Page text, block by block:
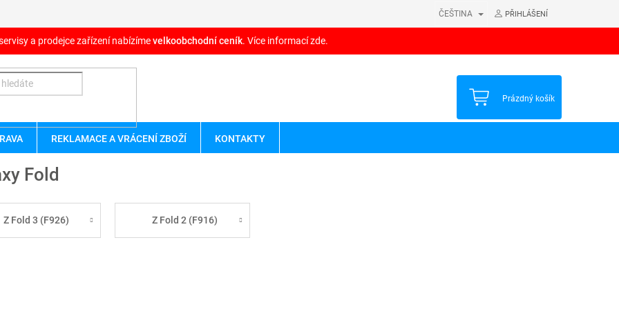
ČEŠTINA PŘIHLÁŠENÍ
a prodejce zařízení nabízímevelkoobchodní ceník. Více informací zde.
NÁKUPNÍ
Prázdný košík
REKLAMACE A VRÁCENÍ ZBOŽÍ KONTAKTY
Fold
Z Fold 3 (F926) Z Fold 2 (F916)